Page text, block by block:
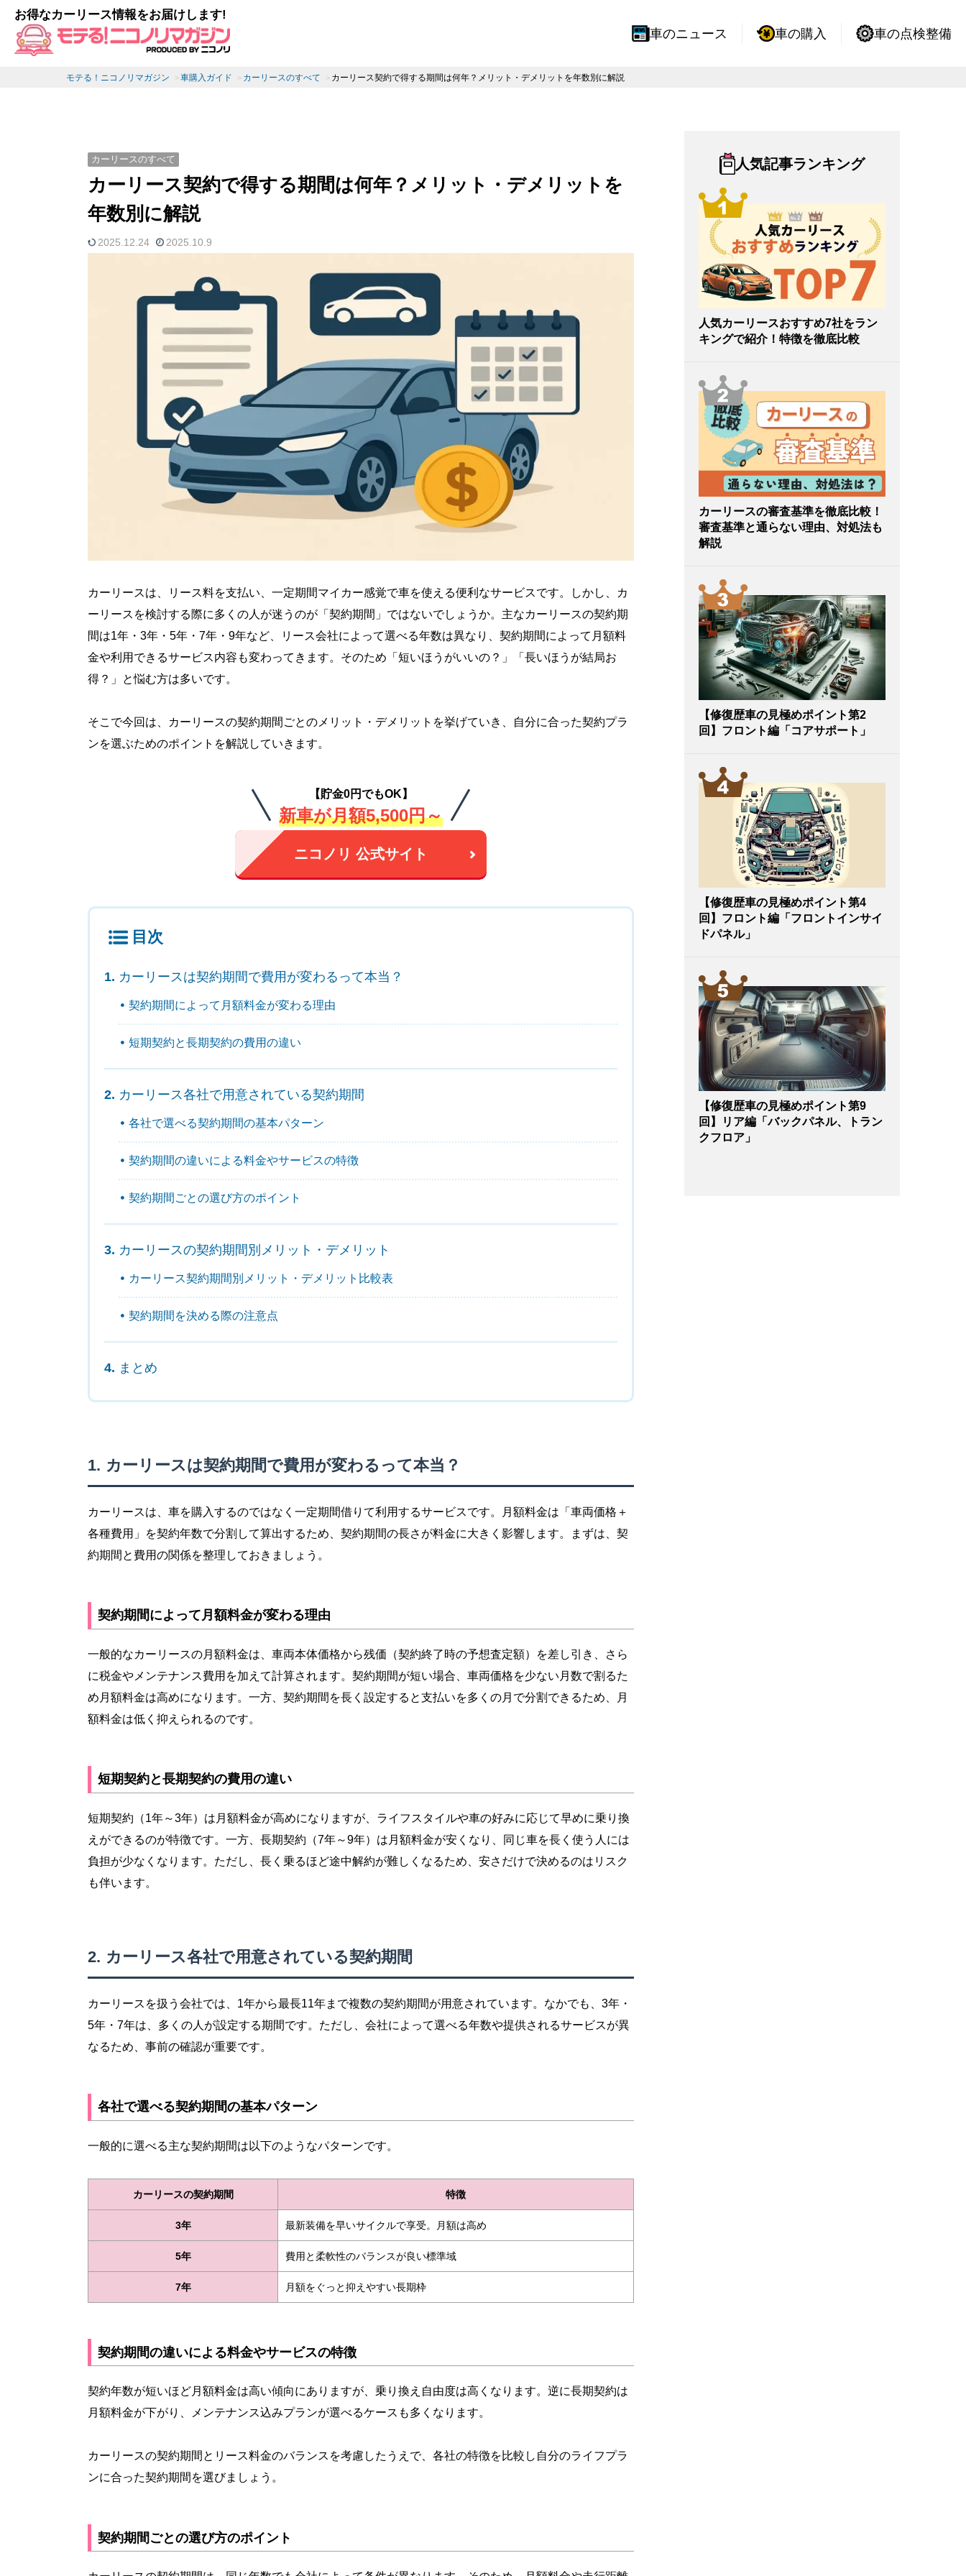
お得なカーリース情報をお届けします!
車のニュース 車の購入 車の点検整備
モテる！ニコノリマガジン 車購入ガイド カーリースのすべて カーリース契約で得する期間は何年？メリット・デメリットを年数別に解説
カーリースのすべて
カーリース契約で得する期間は何年？メリット・デメリットを
年数別に解説
2025.12.24 2025.10.9
カーリースは、リース料を支払い、一定期間マイカー感覚で車を使える便利なサービスです。しかし、カ
ーリースを検討する際に多くの人が迷うのが「契約期間」ではないでしょうか。主なカーリースの契約期
間は1年・3年・5年・7年・9年など、リース会社によって選べる年数は異なり、契約期間によって月額料
金や利用できるサービス内容も変わってきます。そのため「短いほうがいいの？」「長いほうが結局お
得？」と悩む方は多いです。
そこで今回は、カーリースの契約期間ごとのメリット・デメリットを挙げていき、自分に合った契約プラ
ンを選ぶためのポイントを解説していきます。
【貯金0円でもOK】
新車が月額5,500円～
ニコノリ 公式サイト
目次
カーリースは契約期間で費用が変わるって本当？
契約期間によって月額料金が変わる理由
短期契約と長期契約の費用の違い
カーリース各社で用意されている契約期間
各社で選べる契約期間の基本パターン
契約期間の違いによる料金やサービスの特徴
契約期間ごとの選び方のポイント
カーリースの契約期間別メリット・デメリット
カーリース契約期間別メリット・デメリット比較表
契約期間を決める際の注意点
まとめ
カーリースは契約期間で費用が変わるって本当？
カーリースは、車を購入するのではなく一定期間借りて利用するサービスです。月額料金は「車両価格＋
各種費用」を契約年数で分割して算出するため、契約期間の長さが料金に大きく影響します。まずは、契
約期間と費用の関係を整理しておきましょう。
契約期間によって月額料金が変わる理由
一般的なカーリースの月額料金は、車両本体価格から残価（契約終了時の予想査定額）を差し引き、さら
に税金やメンテナンス費用を加えて計算されます。契約期間が短い場合、車両価格を少ない月数で割るた
め月額料金は高めになります。一方、契約期間を長く設定すると支払いを多くの月で分割できるため、月
額料金は低く抑えられるのです。
短期契約と長期契約の費用の違い
短期契約（1年～3年）は月額料金が高めになりますが、ライフスタイルや車の好みに応じて早めに乗り換
えができるのが特徴です。一方、長期契約（7年～9年）は月額料金が安くなり、同じ車を長く使う人には
負担が少なくなります。ただし、長く乗るほど途中解約が難しくなるため、安さだけで決めるのはリスク
も伴います。
カーリース各社で用意されている契約期間
カーリースを扱う会社では、1年から最長11年まで複数の契約期間が用意されています。なかでも、3年・
5年・7年は、多くの人が設定する期間です。ただし、会社によって選べる年数や提供されるサービスが異
なるため、事前の確認が重要です。
各社で選べる契約期間の基本パターン
一般的に選べる主な契約期間は以下のようなパターンです。
カーリースの契約期間 特徴
3年 最新装備を早いサイクルで享受。月額は高め
5年 費用と柔軟性のバランスが良い標準域
7年 月額をぐっと抑えやすい長期枠
契約期間の違いによる料金やサービスの特徴
契約年数が短いほど月額料金は高い傾向にありますが、乗り換え自由度は高くなります。逆に長期契約は
月額料金が下がり、メンテナンス込みプランが選べるケースも多くなります。
カーリースの契約期間とリース料金のバランスを考慮したうえで、各社の特徴を比較し自分のライフプラ
ンに合った契約期間を選びましょう。
契約期間ごとの選び方のポイント
人気記事ランキング
人気カーリースおすすめ7社をラン
キングで紹介！特徴を徹底比較
カーリースの審査基準を徹底比較！
審査基準と通らない理由、対処法も
解説
【修復歴車の見極めポイント第2
回】フロント編「コアサポート」
【修復歴車の見極めポイント第4
回】フロント編「フロントインサイ
ドパネル」
【修復歴車の見極めポイント第9
回】リア編「バックパネル、トラン
クフロア」